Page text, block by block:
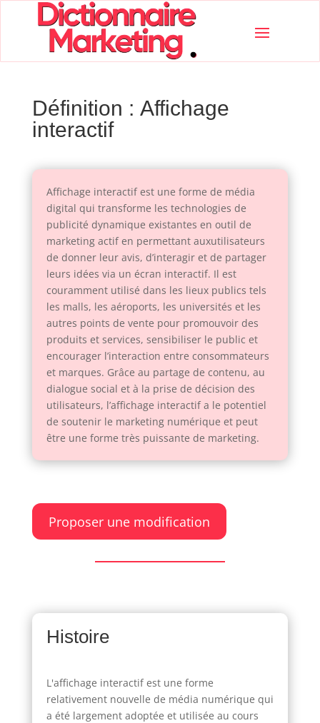
Définition : Affichage
interactif
Affichage interactif est une forme de média
digital qui transforme les technologies de
publicité dynamique existantes en outil de
marketing actif en permettant auxutilisateurs
de donner leur avis, d’interagir et de partager
leurs idées via un écran interactif. Il est
couramment utilisé dans les lieux publics tels
les malls, les aéroports, les universités et les
autres points de vente pour promouvoir des
produits et services, sensibiliser le public et
encourager l’interaction entre consommateurs
et marques. Grâce au partage de contenu, au
dialogue social et à la prise de décision des
utilisateurs, l’affichage interactif a le potentiel
de soutenir le marketing numérique et peut
être une forme très puissante de marketing.
Proposer une modification
Histoire
L'affichage interactif est une forme
relativement nouvelle de média numérique qui
a été largement adoptée et utilisée au cours